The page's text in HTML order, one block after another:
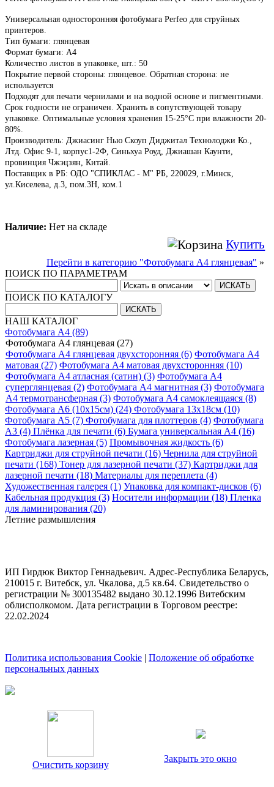
Универсальная односторонняя фотобумага Perfeo для струйныx
принтеров.
Тип бумаги: глянцевая
Формат бумаги: А4
Количество листов в упаковке, шт.: 50
Покрытие первой стороны: глянцевое. Обратная сторона: не
используется
Подходят для печати чернилами и на водной основе и пигментными.
Срок годности не ограничен. Хранить в сопутствующей товару
упаковке. Оптимальные условия хранения 15-25°C при влажности 20-
80%.
Производитель: Джиасинг Нью Скоуп Диджитал Технолоджи Ко.,
Лтд. Офис 9-1, корпус1-2Ф, Синьхуа Роуд, Джиашан Каунти,
провинция Чжэцзян, Китай.
Поставщик в РБ: ОДО "СПИКЛАС - М" РБ, 220029, г.Минск,
ул.Киселева, д.3, пом.3Н, ком.1
Наличие: Нет на складе
Купить
Перейти в категорию "Фотобумага A4 глянцевая" »
ПОИСК ПО ПАРАМЕТРАМ
ПОИСК ПО КАТАЛОГУ
НАШ КАТАЛОГ
Фотобумага A4 (89)
Фотобумага A4 глянцевая (27)
Фотобумага A4 глянцевая двухсторонняя (6) Фотобумага A4
матовая (27) Фотобумага A4 матовая двухсторонняя (10)
Фотобумага A4 атласная (сатин) (3) Фотобумага A4
суперглянцевая (2) Фотобумага A4 магнитная (3) Фотобумага
A4 термотрансферная (3) Фотобумага A4 самоклеящаяся (8)
Фотобумага A6 (10х15см) (24) Фотобумага 13х18см (10)
Фотобумага A5 (7) Фотобумага для плоттеров (4) Фотобумага
A3 (4) Плёнка для печати (6) Бумага универсальная A4 (16)
Фотобумага лазерная (5) Промывочная жидкость (6)
Картриджи для струйной печати (16) Чернила для струйной
печати (168) Тонер для лазерной печати (37) Картриджи для
лазерной печати (18) Материалы для переплета (4)
Художественная галерея (1) Упаковка для компакт-дисков (6)
Кабельная продукция (3) Носители информации (18) Пленка
для ламинирования (20)
Летние размышления
ИП Гирдюк Виктор Геннадьевич. Адрес-Республика Беларусь,
210015 г. Витебск, ул. Чкалова, д.5 кв.64. Свидетельство о
регистрации № 300135482 выдано 30.12.1996 Витебским
облисполкомом. Дата регистрации в Торговом реестре:
22.02.2024
Политика использования Cookie | Положение об обработке
персональных данных
Очистить корзину
Закрыть это окно